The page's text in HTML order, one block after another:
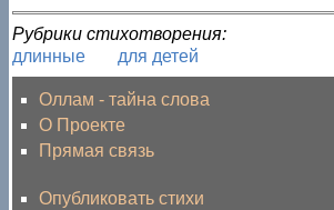
Рубрики стихотворения:
длинные
для детей
Оллам - тайна слова
О Проекте
Прямая связь
Опубликовать стихи